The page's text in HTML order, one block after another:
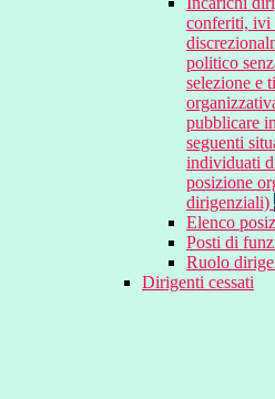
conferiti, ivi
politico
selezione e
pubblicare
seguenti
individuati
posizione
dirigenziali)
Elenco
Posti di
Ruolo
Dirigenti cessati